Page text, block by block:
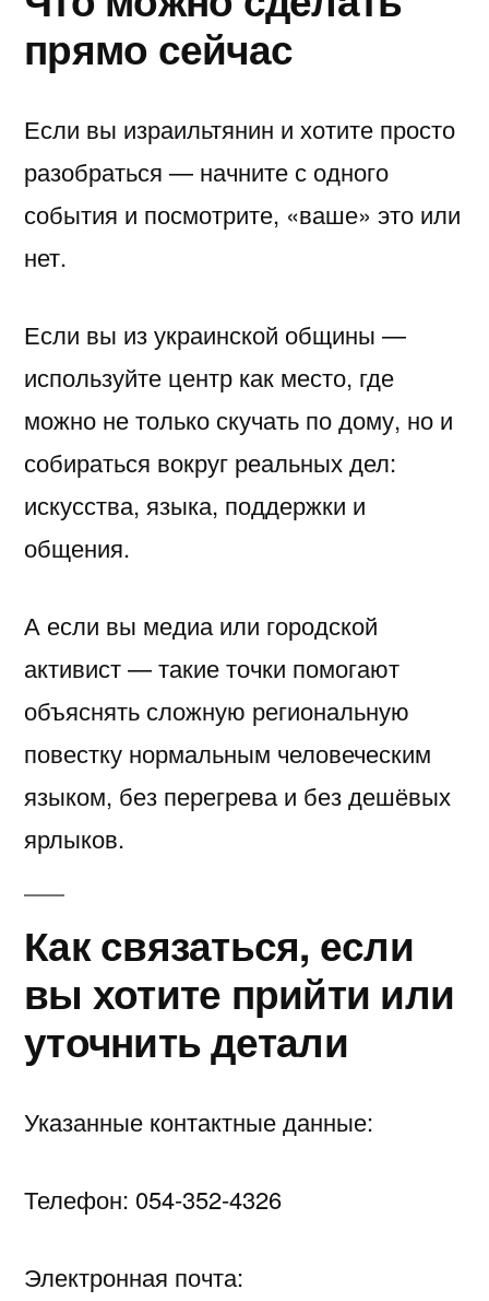
прямо сейчас
Если вы израильтянин и хотите просто
разобраться — начните с одного
события и посмотрите, «ваше» это или
нет.
Если вы из украинской общины —
используйте центр как место, где
можно не только скучать по дому, но и
собираться вокруг реальных дел:
искусства, языка, поддержки и
общения.
А если вы медиа или городской
активист — такие точки помогают
объяснять сложную региональную
повестку нормальным человеческим
языком, без перегрева и без дешёвых
ярлыков.
Как связаться, если
вы хотите прийти или
уточнить детали
Указанные контактные данные:
Телефон: 054-352-4326
Электронная почта: